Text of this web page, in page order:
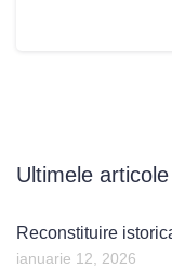
Dan
Ultimele articole
Reconstituire
ianuarie 12, 2026